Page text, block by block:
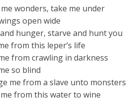
wonders, take me under
open wide
hunger, starve and hunt you
from this leper’s life
from crawling in darkness
so blind
me from a slave unto monsters
me from this water to wine